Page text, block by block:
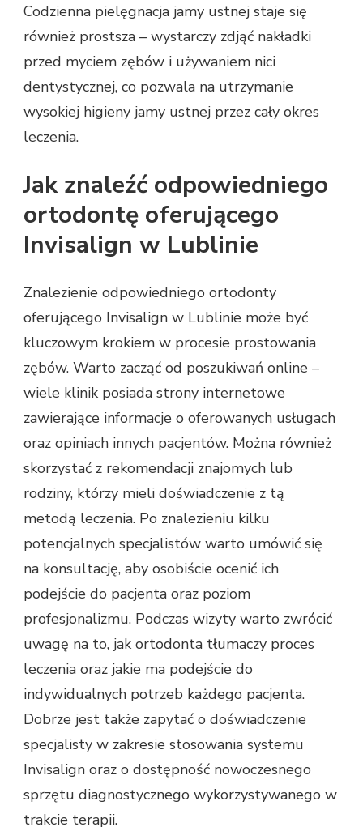
Codzienna pielęgnacja jamy ustnej staje się
również prostsza – wystarczy zdjąć nakładki
przed myciem zębów i używaniem nici
dentystycznej, co pozwala na utrzymanie
wysokiej higieny jamy ustnej przez cały okres
leczenia.
Jak znaleźć odpowiedniego
ortodontę oferującego
Invisalign w Lublinie
Znalezienie odpowiedniego ortodonty
oferującego Invisalign w Lublinie może być
kluczowym krokiem w procesie prostowania
zębów. Warto zacząć od poszukiwań online –
wiele klinik posiada strony internetowe
zawierające informacje o oferowanych usługach
oraz opiniach innych pacjentów. Można również
skorzystać z rekomendacji znajomych lub
rodziny, którzy mieli doświadczenie z tą
metodą leczenia. Po znalezieniu kilku
potencjalnych specjalistów warto umówić się
na konsultację, aby osobiście ocenić ich
podejście do pacjenta oraz poziom
profesjonalizmu. Podczas wizyty warto zwrócić
uwagę na to, jak ortodonta tłumaczy proces
leczenia oraz jakie ma podejście do
indywidualnych potrzeb każdego pacjenta.
Dobrze jest także zapytać o doświadczenie
specjalisty w zakresie stosowania systemu
Invisalign oraz o dostępność nowoczesnego
sprzętu diagnostycznego wykorzystywanego w
trakcie terapii.